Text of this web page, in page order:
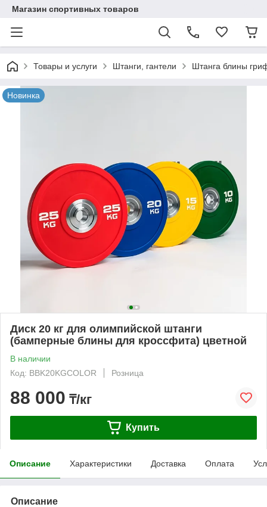
Магазин спортивных товаров
Товары и услуги Штанги, гантели Штанга блины
Новинка
Диск 20 кг для олимпийской штанги
(бамперные блины для кроссфита) цветной
В наличии
Код: BBK20KGCOLOR
Розница
88 000 ₸/кг
Купить
Описание Характеристики Доставка Оплата
Описание